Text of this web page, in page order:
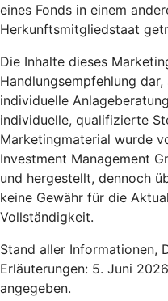
eines Fonds in einem
Herkunftsmitgliedstaat
Die Inhalte dieses
Handlungsempfehlung
individuelle
individuelle, qualifizierte
Marketingmaterial wurde
Investment Management
und hergestellt, dennoch
keine Gewähr für die
Vollständigkeit.
Stand aller Informationen,
Erläuterungen: 5. Juni
angegeben.